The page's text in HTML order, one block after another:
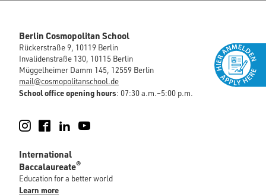
Berlin Cosmopolitan School
Rückerstraße 9, 10119 Berlin
Invalidenstraße 130, 10115 Berlin
Müggelheimer Damm 145, 12559 Berlin
mail@cosmopolitanschool.de
School office opening hours: 07:30 a.m.–5:00 p.m.
Instagram
FacebookLinkedIn
International
Baccalaureate®
Education for a better world
Learn more